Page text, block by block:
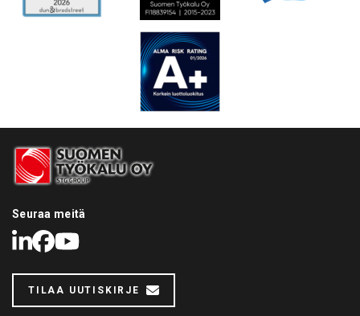
Seuraa meitä
LinkedIn
Facebook
Youtube
TILAA UUTISKIRJE